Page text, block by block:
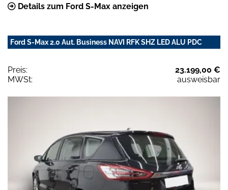
Details zum Ford S-Max anzeigen
Ford S-Max 2.0 Aut. Business NAVI RFK SHZ LED ALU PDC
Preis:
23.199,00 €
MWSt:
ausweisbar